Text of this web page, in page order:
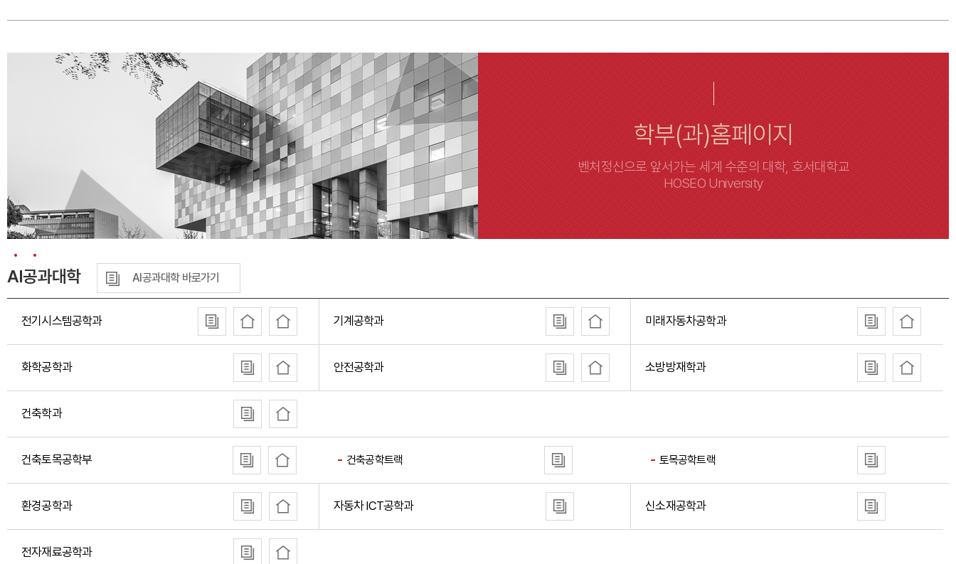
교양대학
융합학부
학부(과)홈페이지
벤처정신으로 앞서가는 세계 수준의 대학, 호서대학교
HOSEO University
AI공과대학 AI공과대학 바로가기
전기시스템공학과 기계공학과 미래자동차공학과
화학공학과 안전공학과 소방방재학과
건축학과
건축토목공학부 건축공학트랙 토목공학트랙
환경공학과 자동차 ICT공학과 신소재공학과
전자재료공학과